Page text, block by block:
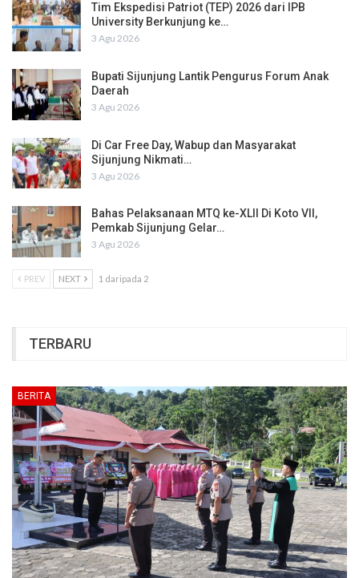
Tim Ekspedisi Patriot (TEP) 2026 dari IPB
University Berkunjung ke…
3 Agu 2026
Bupati Sijunjung Lantik Pengurus Forum Anak
Daerah
3 Agu 2026
Di Car Free Day, Wabup dan Masyarakat
Sijunjung Nikmati…
3 Agu 2026
Bahas Pelaksanaan MTQ ke-XLII Di Koto VII,
Pemkab Sijunjung Gelar…
3 Agu 2026
PREV NEXT 1 daripada 2
TERBARU
BERITA